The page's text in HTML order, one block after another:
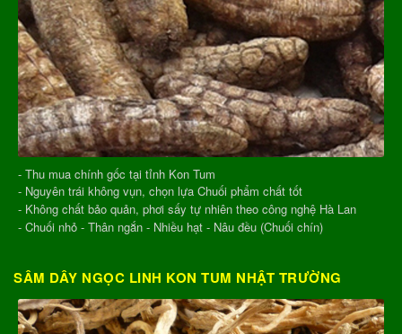
- Thu mua chính gốc tại tỉnh Kon Tum
- Nguyên trái không vụn, chọn lựa Chuối phẩm chất tốt
- Không chất bảo quản, phơi sấy tự nhiên theo công nghệ Hà Lan
- Chuối nhỏ - Thân ngắn - Nhiều hạt - Nâu đều (Chuối chín)
SÂM DÂY NGỌC LINH KON TUM NHẬT TRƯỜNG